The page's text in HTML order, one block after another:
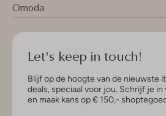
Omoda
Let's keep in touch!
Blijf op de hoogte van de nieuwste
deals, speciaal voor jou. Schrijf je
en maak kans op € 150,-